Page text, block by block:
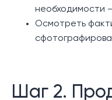
необходимости
Осмотреть
Шаг 2.